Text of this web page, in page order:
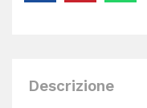
Descrizione